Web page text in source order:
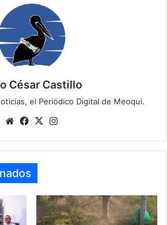
César Castillo
el Periódico Digital de Meoqui.
WebsiteFacebook
X